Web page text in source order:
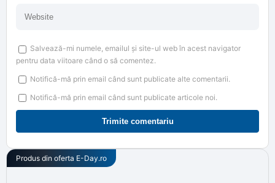
Salvează-mi numele, emailul și site-ul web în acest navigator
pentru data viitoare când o să comentez.
Notifică-mă prin email când sunt publicate alte comentarii.
Notifică-mă prin email când sunt publicate articole noi.
Produs din oferta E-Day.ro